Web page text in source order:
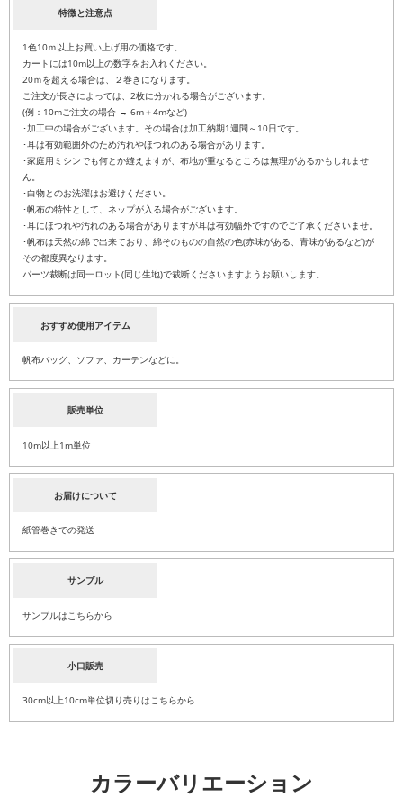
特徴と注意点
1色10ｍ以上お買い上げ用の価格です。
カートには10m以上の数字をお入れください。
20ｍを超える場合は、２巻きになります。
ご注文が長さによっては、2枚に分かれる場合がございます。
(例：10mご注文の場合 → 6m＋4mなど)
･加工中の場合がございます。その場合は加工納期1週間～10日です。
･耳は有効範囲外のため汚れやほつれのある場合があります。
･家庭用ミシンでも何とか縫えますが、布地が重なるところは無理があるかもしれませ
ん。
･白物とのお洗濯はお避けください。
･帆布の特性として、ネップが入る場合がございます。
･耳にほつれや汚れのある場合がありますが耳は有効幅外ですのでご了承くださいませ。
･帆布は天然の綿で出来ており、綿そのものの自然の色(赤味がある、青味があるなど)が
その都度異なります。
パーツ裁断は同一ロット(同じ生地)で裁断くださいますようお願いします。
おすすめ使用アイテム
帆布バッグ、ソファ、カーテンなどに。
販売単位
10m以上1m単位
お届けについて
紙管巻きでの発送
サンプル
サンプルはこちらから
小口販売
30cm以上10cm単位切り売りはこちらから
カラーバリエーション